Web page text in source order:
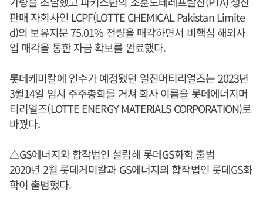
판매 자회사인 LCPF(LOTTE CHEMICAL Pakistan Limite
d)의 보유지분 75.01% 전량을 매각하면서 비핵심 해외사
업 매각을 통한 자금 확보를 완료했다.
롯데케미칼에 인수가 예정됐던 일진머티리얼즈는 2023년
3월14일 임시 주주총회를 거쳐 회사 이름을 롯데에너지머
티리얼즈(LOTTE ENERGY MATERIALS CORPORATION)로
바꿨다.
△GS에너지와 합작법인 설립해 롯데GS화학 출범
2020년 2월 롯데케미칼과 GS에너지의 합작법인 롯데GS화
학이 출범했다.